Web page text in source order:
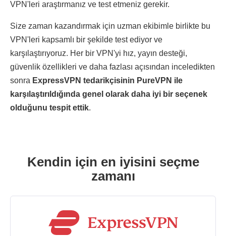
VPN'leri araştırmanız ve test etmeniz gerekir.
Size zaman kazandırmak için uzman ekibimle birlikte bu
VPN'leri kapsamlı bir şekilde test ediyor ve
karşılaştırıyoruz. Her bir VPN'yi hız, yayın desteği,
güvenlik özellikleri ve daha fazlası açısından inceledikten
sonra ExpressVPN tedarikçisinin PureVPN ile
karşılaştırıldığında genel olarak daha iyi bir seçenek
olduğunu tespit ettik.
Kendin için en iyisini seçme
zamanı